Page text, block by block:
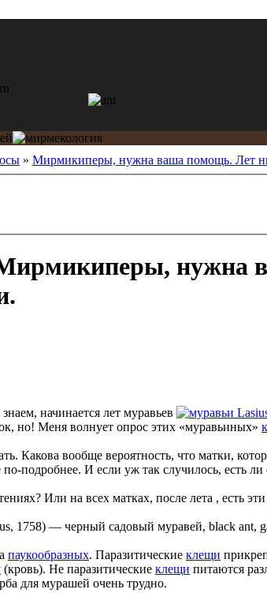
» Мирмикиперы, нужна ваша помощь. Лет
нужна
начинается лет муравьев
но! Меня волнует опрос этих «муравьиных»
Какова вообще вероятность, что матки,
подробнее. И если уж так случилось, есть
Или на всех матках, после лета , есть эти
1758) — черный садовый муравей, black ant,
паукообразных. Паразитические клещи
(кровь). Не паразитические клещи питаются
для мурашей очень трудно.